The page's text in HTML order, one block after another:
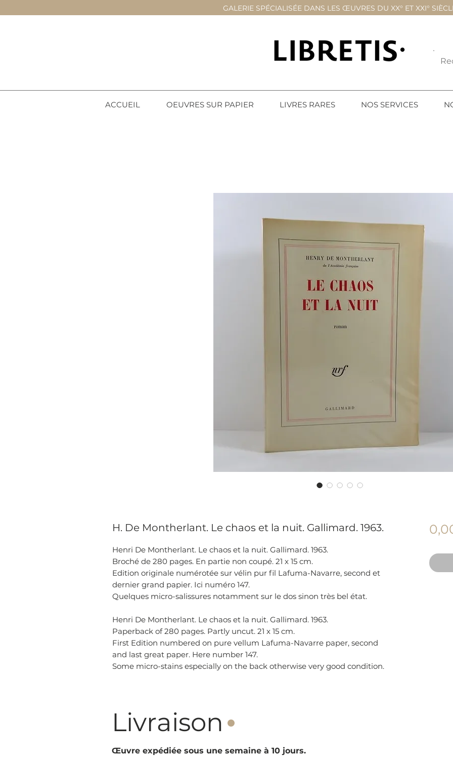
GALERIE SPÉCIALISÉE DANS LES ŒUVRES DU XX° ET XXI°
ACCUEIL OEUVRES SUR PAPIER LIVRES RARES NOS SERVICES
H. De Montherlant. Le chaos et la nuit. Gallimard. 1963.
Henri De Montherlant. Le chaos et la nuit. Gallimard. 1963.
Broché de 280 pages. En partie non coupé. 21 x 15 cm.
Edition originale numérotée sur vélin pur fil Lafuma-Navarre, second et
dernier grand papier. Ici numéro 147.
Quelques micro-salissures notamment sur le dos sinon très bel état.
Henri De Montherlant. Le chaos et la nuit. Gallimard. 1963.
Paperback of 280 pages. Partly uncut. 21 x 15 cm.
First Edition numbered on pure vellum Lafuma-Navarre paper, second
and last great paper. Here number 147.
Some micro-stains especially on the back otherwise very good condition.
Livraison·
Œuvre expédiée sous une semaine à 10 jours.